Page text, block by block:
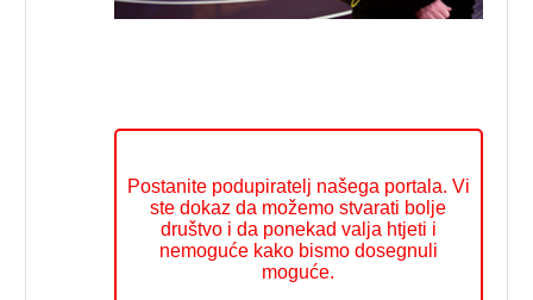
Postanite podupiratelj našega portala. Vi
ste dokaz da možemo stvarati bolje
društvo i da ponekad valja htjeti i
nemoguće kako bismo dosegnuli
moguće.